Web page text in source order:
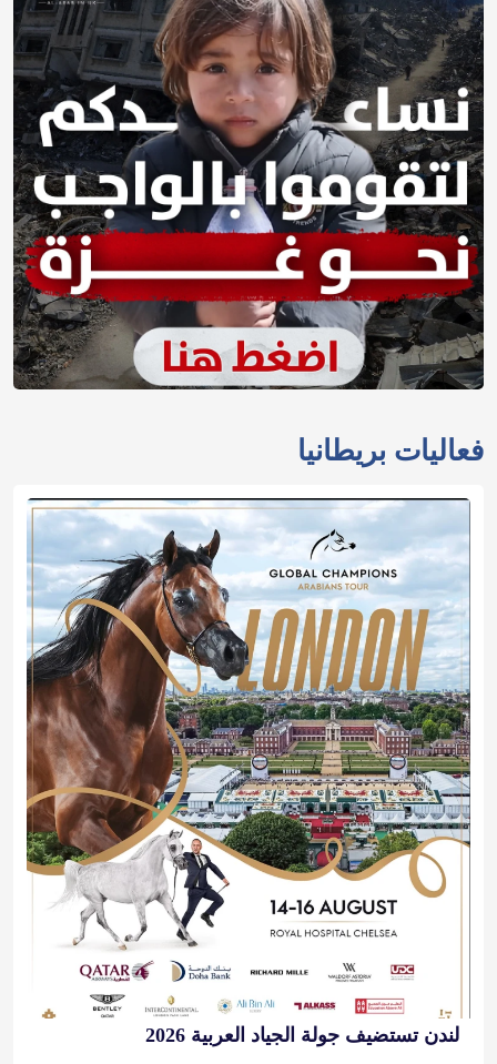
فعاليات بريطانيا
لندن تستضيف جولة الجياد العربية 2026